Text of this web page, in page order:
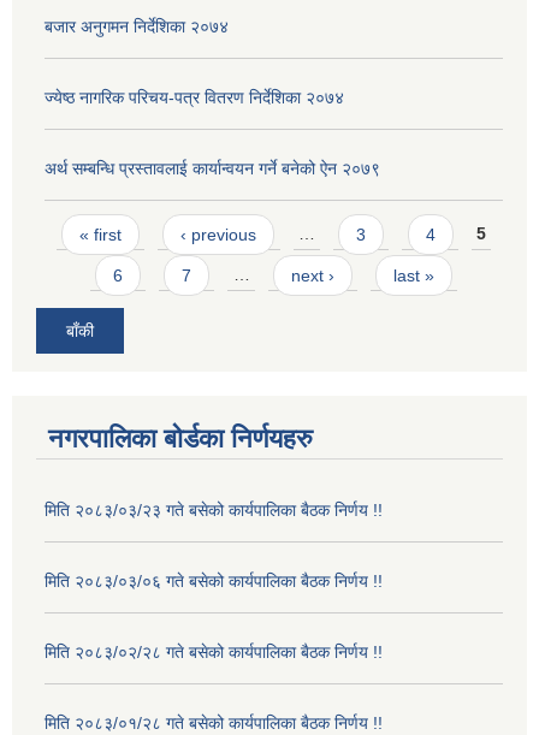
बजार अनुगमन निर्देशिका २०७४
ज्येष्ठ नागरिक परिचय-पत्र वितरण निर्देशिका २०७४
अर्थ सम्बन्धि प्रस्तावलाई कार्यान्वयन गर्ने बनेको ऐन २०७९
Pages
« first ‹ previous … 3 4 5
6 7 … next › last »
बाँकी
नगरपालिका बोर्डका निर्णयहरु
मिति २०८३/०३/२३ गते बसेको कार्यपालिका बैठक निर्णय !!
मिति २०८३/०३/०६ गते बसेको कार्यपालिका बैठक निर्णय !!
मिति २०८३/०२/२८ गते बसेको कार्यपालिका बैठक निर्णय !!
मिति २०८३/०१/२८ गते बसेको कार्यपालिका बैठक निर्णय !!